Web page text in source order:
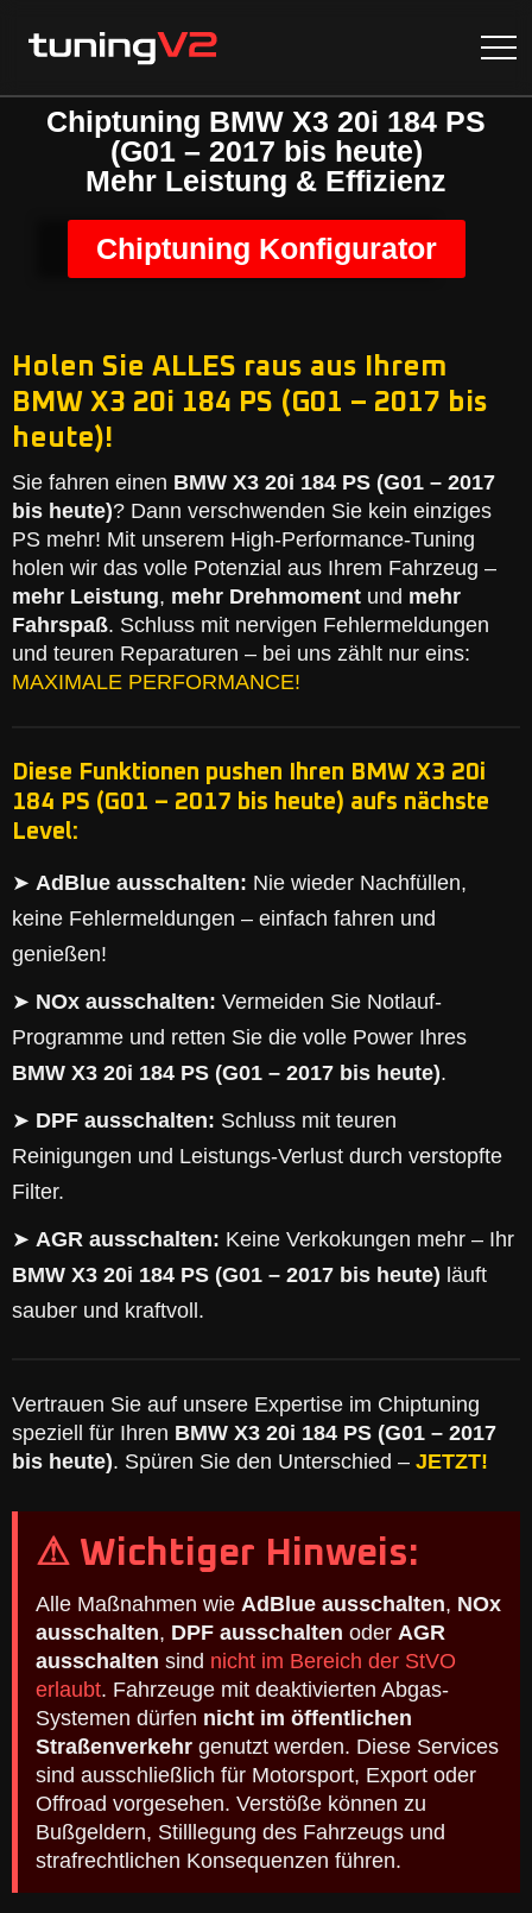
Chiptuning BMW X3 20i 184 PS
(G01 – 2017 bis heute)
Mehr Leistung & Effizienz
Chiptuning Konfigurator
Holen Sie ALLES raus aus Ihrem
BMW X3 20i 184 PS (G01 – 2017 bis
heute)!
Sie fahren einen BMW X3 20i 184 PS (G01 – 2017
bis heute)? Dann verschwenden Sie kein einziges
PS mehr! Mit unserem High-Performance-Tuning
holen wir das volle Potenzial aus Ihrem Fahrzeug –
mehr Leistung, mehr Drehmoment und mehr
Fahrspaß. Schluss mit nervigen Fehlermeldungen
und teuren Reparaturen – bei uns zählt nur eins:
MAXIMALE PERFORMANCE!
Diese Funktionen pushen Ihren BMW X3 20i
184 PS (G01 – 2017 bis heute) aufs nächste
Level:
➤ AdBlue ausschalten: Nie wieder Nachfüllen,
keine Fehlermeldungen – einfach fahren und
genießen!
➤ NOx ausschalten: Vermeiden Sie Notlauf-
Programme und retten Sie die volle Power Ihres
BMW X3 20i 184 PS (G01 – 2017 bis heute).
➤ DPF ausschalten: Schluss mit teuren
Reinigungen und Leistungs-Verlust durch verstopfte
Filter.
➤ AGR ausschalten: Keine Verkokungen mehr – Ihr
BMW X3 20i 184 PS (G01 – 2017 bis heute) läuft
sauber und kraftvoll.
Vertrauen Sie auf unsere Expertise im Chiptuning
speziell für Ihren BMW X3 20i 184 PS (G01 – 2017
bis heute). Spüren Sie den Unterschied – JETZT!
⚠ Wichtiger Hinweis:
Alle Maßnahmen wie AdBlue ausschalten, NOx
ausschalten, DPF ausschalten oder AGR
ausschalten sind nicht im Bereich der StVO
erlaubt. Fahrzeuge mit deaktivierten Abgas-
Systemen dürfen nicht im öffentlichen
Straßenverkehr genutzt werden. Diese Services
sind ausschließlich für Motorsport, Export oder
Offroad vorgesehen. Verstöße können zu
Bußgeldern, Stilllegung des Fahrzeugs und
strafrechtlichen Konsequenzen führen.